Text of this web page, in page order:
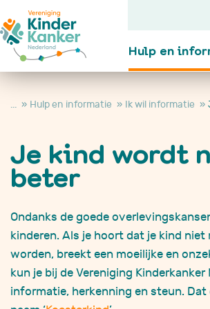
Hulp en
Hulp en
informatie
... Hulp en informatie Ik wil informatie
Je kind wordt
beter
Ondanks de goede
kinderen. Als je hoort dat je kind niet
worden, breekt een moeilijke en
kun je bij de Vereniging
informatie, herkenning en steun. Dat